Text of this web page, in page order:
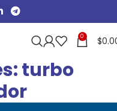
0 $
turbo